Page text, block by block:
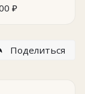
₽
Поделиться